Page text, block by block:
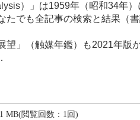
）」は1959年（昭和34年
たでも全記事の検索と結果（
望」（触媒年鑑）も2021年
MB(閲覧回数：1回)